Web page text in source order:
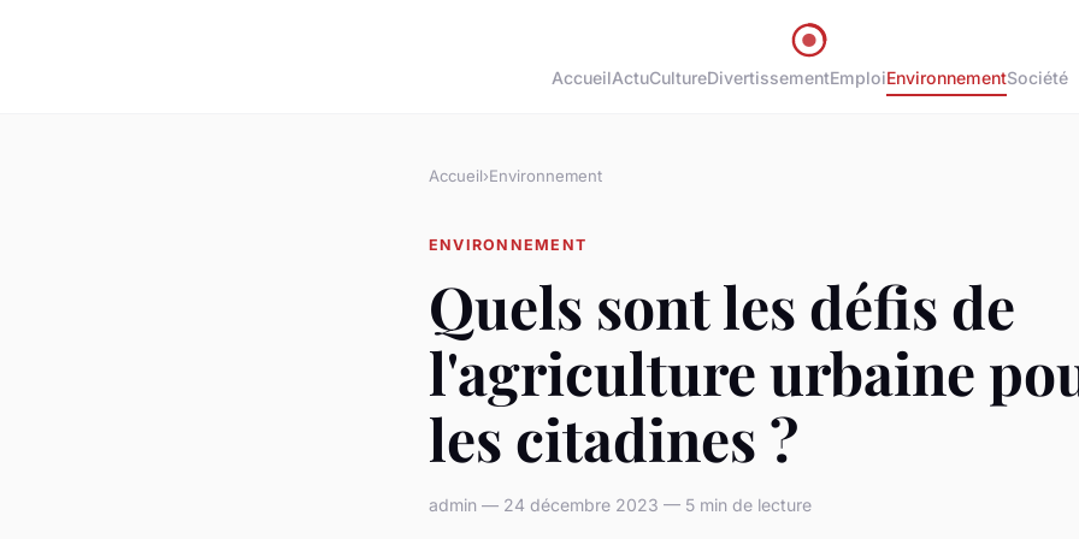
AccueilActuCultureDivertissementEmploiEnvironnementSociété
Accueil›Environnement
ENVIRONNEMENT
Quels sont les défis de
l'agriculture urbaine
les citadines ?
admin — 24 décembre 2023 — 5 min de lecture